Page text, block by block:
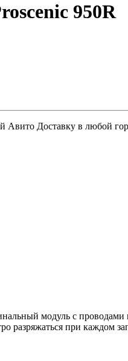
950R
Авито Доставку в любой
модуль с проводами
разряжаться при каждом